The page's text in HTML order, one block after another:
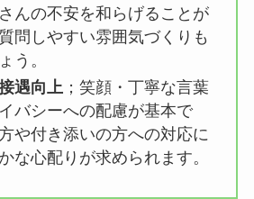
んの不安を和らげることが
問しやすい雰囲気づくりも
う。
遇向上；笑顔・丁寧な言葉
バシーへの配慮が基本で
や付き添いの方への対応に
な心配りが求められます。